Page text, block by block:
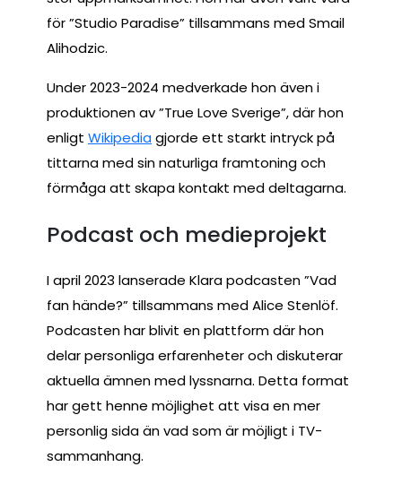
för ”Studio Paradise” tillsammans med Smail
Alihodzic.
Under 2023-2024 medverkade hon även i
produktionen av ”True Love Sverige”, där hon
enligt Wikipedia gjorde ett starkt intryck på
tittarna med sin naturliga framtoning och
förmåga att skapa kontakt med deltagarna.
Podcast och medieprojekt
I april 2023 lanserade Klara podcasten ”Vad
fan hände?” tillsammans med Alice Stenlöf.
Podcasten har blivit en plattform där hon
delar personliga erfarenheter och diskuterar
aktuella ämnen med lyssnarna. Detta format
har gett henne möjlighet att visa en mer
personlig sida än vad som är möjligt i TV-
sammanhang.